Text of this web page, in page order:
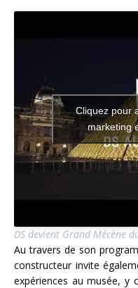
Cliquez pour
marketing
DS devient Grand Mécène
Au travers de son
constructeur invite
expériences au musée, y